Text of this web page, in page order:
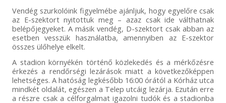
Vendég szurkolóink figyelmébe ajánljuk, hogy egyelőre csak
az E-szektort nyitottuk meg – azaz csak ide válthatnak
belépőjegyeket. A másik vendég, D-szektort csak abban az
esetben vesszük használatba, amennyiben az E-szektor
összes ülőhelye elkelt.
A stadion környékén történő közlekedés és a mérkőzésre
érkezés a rendőrségi lezárások miatt a következőképpen
lehetséges. A hatóság legkésőbb 16:00 órától a Kórház utca
mindkét oldalát, egészen a Telep utcáig lezárja. Ezután erre
a részre csak a célforgalmat igazolni tudók és a stadionba